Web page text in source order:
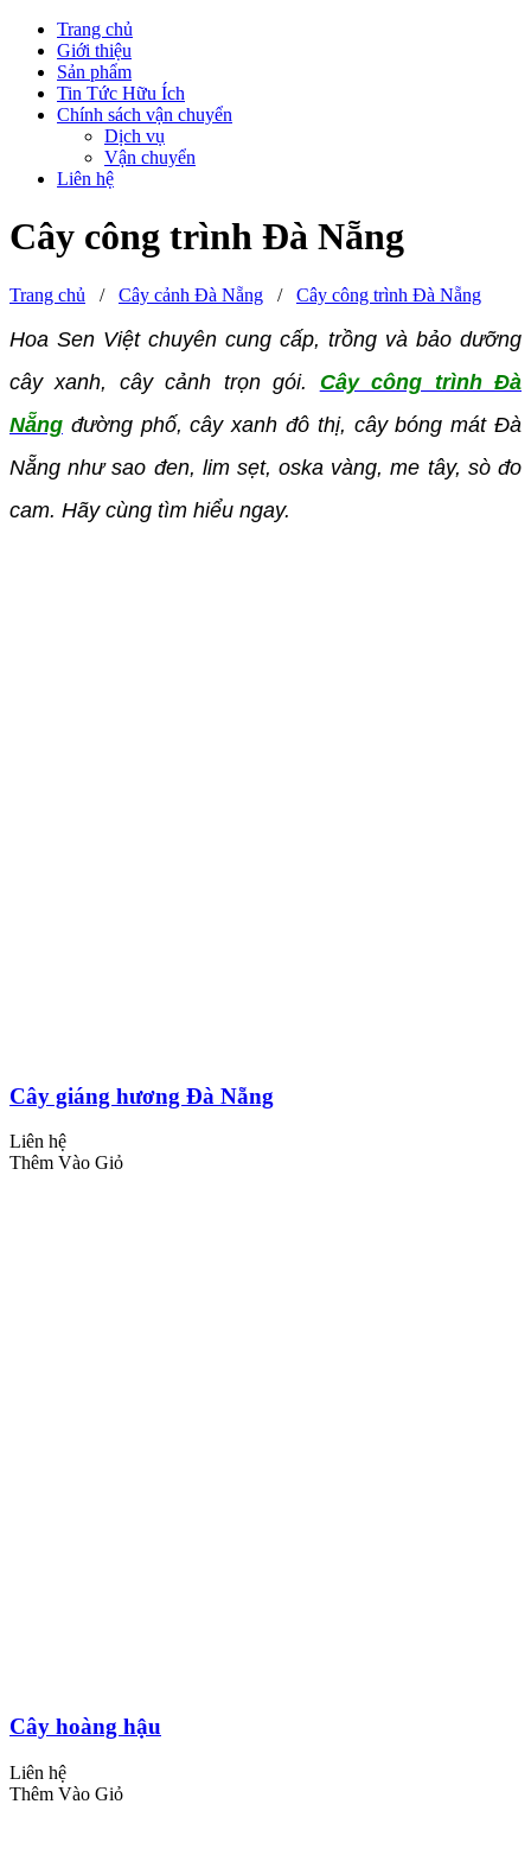
Trang chủ
Giới thiệu
Sản phẩm
Tin Tức Hữu Ích
Chính sách vận chuyển
Dịch vụ
Vận chuyển
Liên hệ
Cây công trình Đà Nẵng
Trang chủ / Cây cảnh Đà Nẵng / Cây công trình Đà Nẵng
Hoa Sen Việt chuyên cung cấp, trồng và bảo dưỡng
cây xanh, cây cảnh trọn gói. Cây công trình Đà
Nẵng đường phố, cây xanh đô thị, cây bóng mát Đà
Nẵng như sao đen, lim sẹt, oska vàng, me tây, sò đo
cam. Hãy cùng tìm hiểu ngay.
Cây giáng hương Đà Nẵng
Liên hệ
Thêm Vào Giỏ
Cây hoàng hậu
Liên hệ
Thêm Vào Giỏ